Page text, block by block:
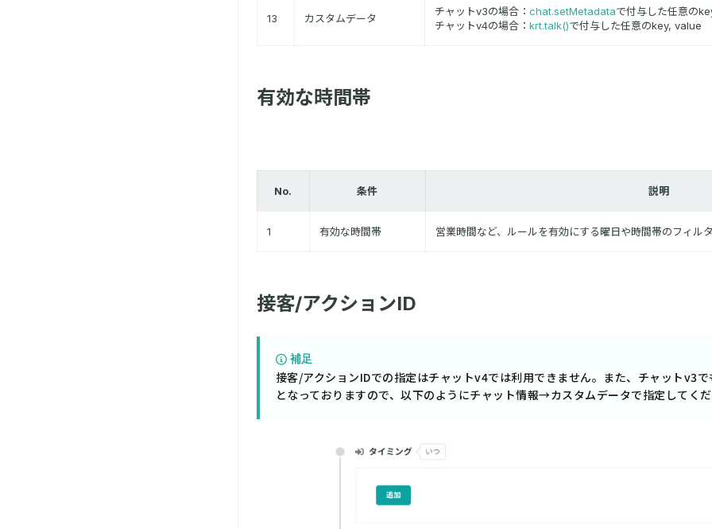
13 カスタムデータ
チャットv3の場合： chat.setMetadataで付与した任意の
チャットv4の場合： krt.talk()で付与した任意のkey, value
有効な時間帯
No. 条件 説明
1 有効な時間帯 営業時間など、ルールを有効にする曜日や時間帯のフィル
接客/アクションID
補足
接客/アクションIDでの指定はチャットv4では利用できません。また、チャットv3
となっておりますので、以下のようにチャット情報→カスタムデータで指定してくだ